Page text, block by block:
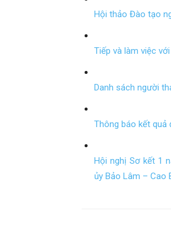
Hội thảo Đào tạo
Tiếp và làm việc
Danh sách người
Thông báo kết quả
Hội nghị Sơ kết 1
ủy Bảo Lâm – Cao